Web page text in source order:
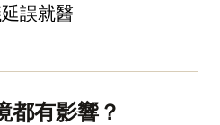
誤就醫
都有影響？